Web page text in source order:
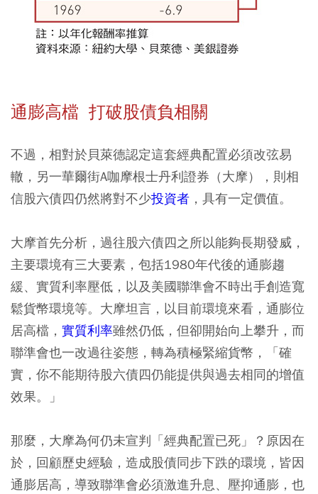
通膨高檔 打破股債負相關
不過，相對於貝萊德認定這套經典配置必須改弦易
轍，另一華爾街A咖摩根士丹利證券（大摩），則相
信股六債四仍然將對不少投資者 ，具有一定價值。
大摩首先分析，過往股六債四之所以能夠長期發威，
主要環境有三大要素，包括1980年代後的通膨趨
緩、實質利率壓低，以及美國聯準會不時出手創造寬
鬆貨幣環境等。大摩坦言，以目前環境來看，通膨位
居高檔， 實質利率雖然仍低，但卻開始向上攀升，而
聯準會也一改過往姿態，轉為積極緊縮貨幣，「確
實，你不能期待股六債四仍能提供與過去相同的增值
效果。」
那麼，大摩為何仍未宣判「經典配置已死」？原因在
於，回顧歷史經驗，造成股債同步下跌的環境，皆因
通膨居高，導致聯準會必須激進升息、壓抑通膨，也